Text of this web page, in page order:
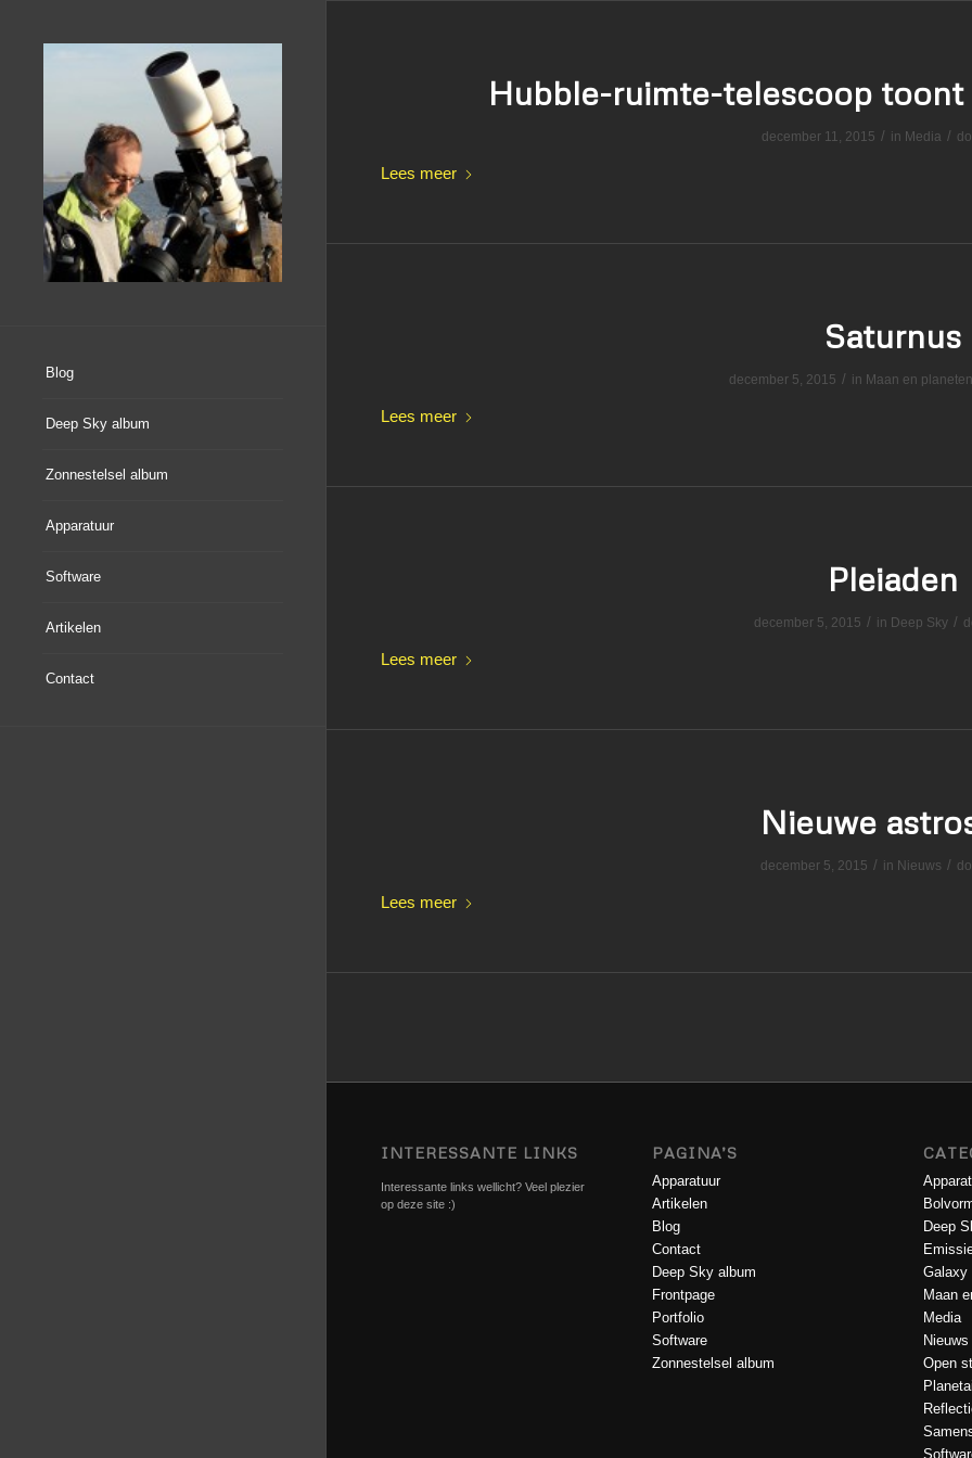
Blog
Deep Sky album
Zonnestelsel album
Apparatuur
Software
Artikelen
Contact
Hubble-ruimte-telescoop toont
december 11, 2015 / in Media /
Lees meer
Saturnus
december 5, 2015 / in Maan en planeten
Lees meer
Pleiaden
december 5, 2015 / in Deep Sky /
Lees meer
Nieuwe
december 5, 2015 / in Nieuws /
Lees meer
INTERESSANTE LINKS
Interessante links wellicht? Veel plezier
op deze site :)
PAGINA’S
Apparatuur
Artikelen
Blog
Contact
Deep Sky album
Frontpage
Portfolio
Software
Zonnestelsel album
Deep
Galaxy
Maan
Media
Nieuws
Open